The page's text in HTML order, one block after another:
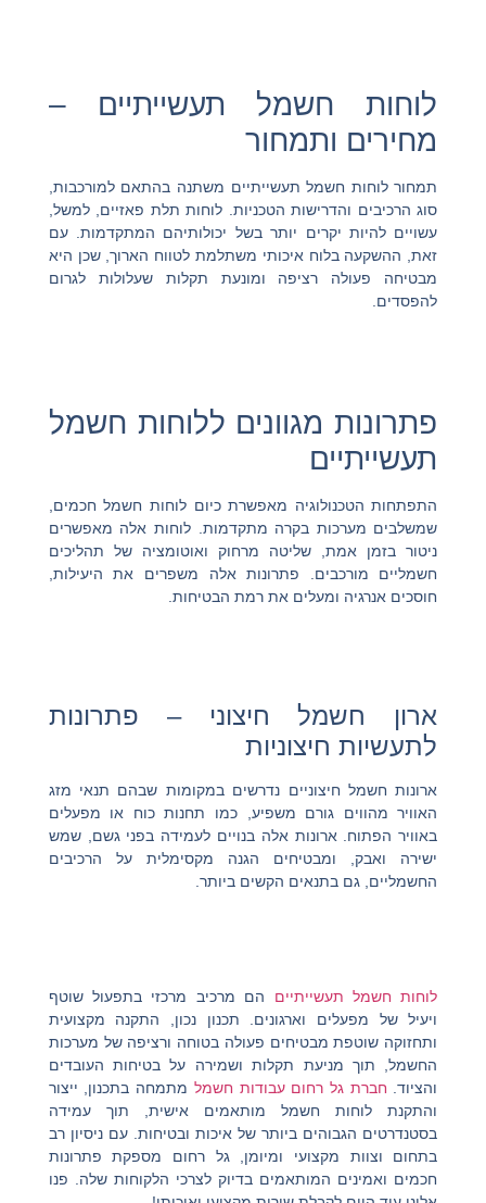
לוחות חשמל תעשייתיים –
מחירים ותמחור
תמחור לוחות חשמל תעשייתיים משתנה בהתאם למורכבות,
סוג הרכיבים והדרישות הטכניות. לוחות תלת פאזיים, למשל,
עשויים להיות יקרים יותר בשל יכולותיהם המתקדמות. עם
זאת, ההשקעה בלוח איכותי משתלמת לטווח הארוך, שכן היא
מבטיחה פעולה רציפה ומונעת תקלות שעלולות לגרום
להפסדים.
פתרונות מגוונים ללוחות חשמל
תעשייתיים
התפתחות הטכנולוגיה מאפשרת כיום לוחות חשמל חכמים,
שמשלבים מערכות בקרה מתקדמות. לוחות אלה מאפשרים
ניטור בזמן אמת, שליטה מרחוק ואוטומציה של תהליכים
חשמליים מורכבים. פתרונות אלה משפרים את היעילות,
חוסכים אנרגיה ומעלים את רמת הבטיחות.
ארון חשמל חיצוני – פתרונות
לתעשיות חיצוניות
ארונות חשמל חיצוניים נדרשים במקומות שבהם תנאי מזג
האוויר מהווים גורם משפיע, כמו תחנות כוח או מפעלים
באוויר הפתוח. ארונות אלה בנויים לעמידה בפני גשם, שמש
ישירה ואבק, ומבטיחים הגנה מקסימלית על הרכיבים
החשמליים, גם בתנאים הקשים ביותר.
לוחות חשמל תעשייתיים הם מרכיב מרכזי בתפעול שוטף
ויעיל של מפעלים וארגונים. תכנון נכון, התקנה מקצועית
ותחזוקה שוטפת מבטיחים פעולה בטוחה ורציפה של מערכות
החשמל, תוך מניעת תקלות ושמירה על בטיחות העובדים
והציוד. חברת גל רחום עבודות חשמל מתמחה בתכנון, ייצור
והתקנת לוחות חשמל מותאמים אישית, תוך עמידה
בסטנדרטים הגבוהים ביותר של איכות ובטיחות. עם ניסיון רב
בתחום וצוות מקצועי ומיומן, גל רחום מספקת פתרונות
חכמים ואמינים המותאמים בדיוק לצרכי הלקוחות שלה. פנו